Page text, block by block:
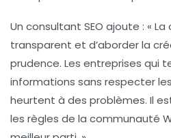
Un consultant SEO ajoute : « La
transparent et d’aborder la
prudence. Les entreprises qui
informations sans respecter les
heurtent à des problèmes. Il
les règles de la communauté